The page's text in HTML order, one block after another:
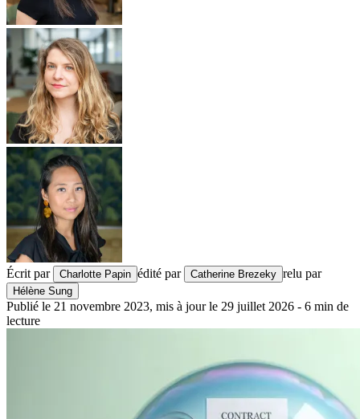
Écrit par Charlotte Papin édité par Catherine Brezeky relu par
Hélène Sung
Publié le 21 novembre 2023, mis à jour le 29 juillet 2026 - 6 min de
lecture